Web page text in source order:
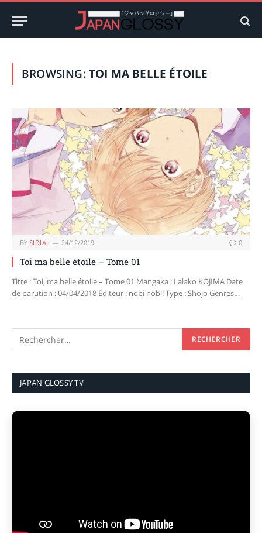
BROWSING: TOI MA BELLE ÉTOILE
BY SIDIAL 24/12/2019 0
Toi ma belle étoile – Tome 01
Titre : Toi, ma belle étoile – Tome 01 Mangaka : Lalako KOJIMA Date
de parution : 04/04/2018 Éditeur : nobi nobi! Type : Shojo Genres…
JAPAN GLOSSY TV